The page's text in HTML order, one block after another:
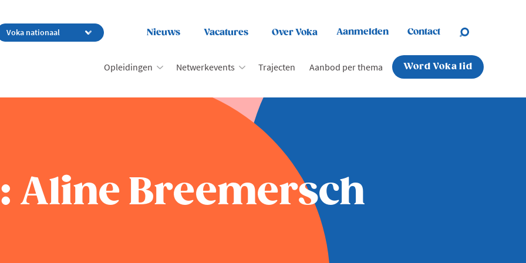
Nieuws Vacatures Over Voka Aanmelden Contact
Opleidingen Netwerkevents Trajecten Aanbod per thema Word Voka lid
Aline Breemersch